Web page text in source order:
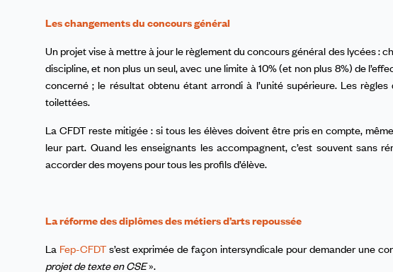
Les changements du concours général
Un projet vise à mettre à jour le règlement du concours général des lycées :
discipline, et non plus un seul, avec une limite à 10% (et non plus 8%) de
concerné ; le résultat obtenu étant arrondi à l’unité supérieure. Les
toilettées.
La CFDT reste mitigée : si tous les élèves doivent être pris en compte,
leur part. Quand les enseignants les accompagnent, c’est souvent sans
accorder des moyens pour tous les profils d’élève.
La réforme des diplômes des métiers d’arts repoussée
La Fep-CFDTs’est exprimée de façon intersyndicale pour demander une
projet de texte en CSE».